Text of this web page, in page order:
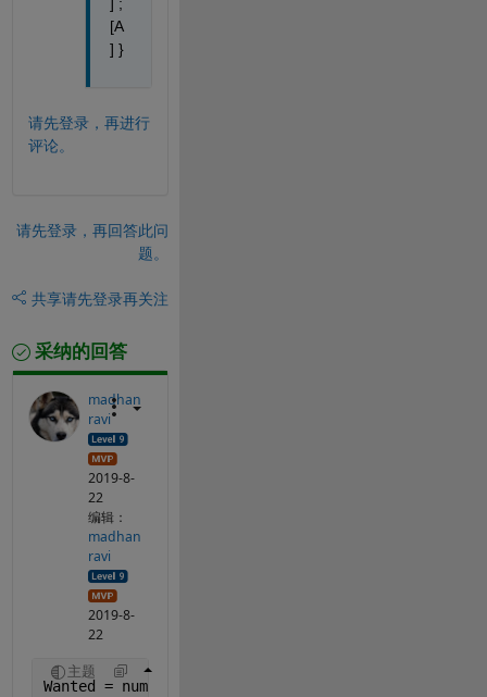
] ;
[A
] }
请先登录，再进行
评论。
请先登录，再回答此问
题。
共享请先登录再关注
采纳的回答
madhan
ravi
2019-8-
22
编辑：
madhan
ravi
2019-8-
22
主题
Wanted = num2cell(symvar(B))